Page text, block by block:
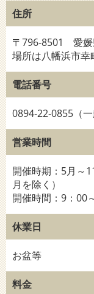
住所
〒796-8501 愛媛
場所は八幡浜市
電話番号
0894-22-0855（
営業時間
開催時期：5月～
月を除く）
開催時間：9：00
休業日
お盆等
料金